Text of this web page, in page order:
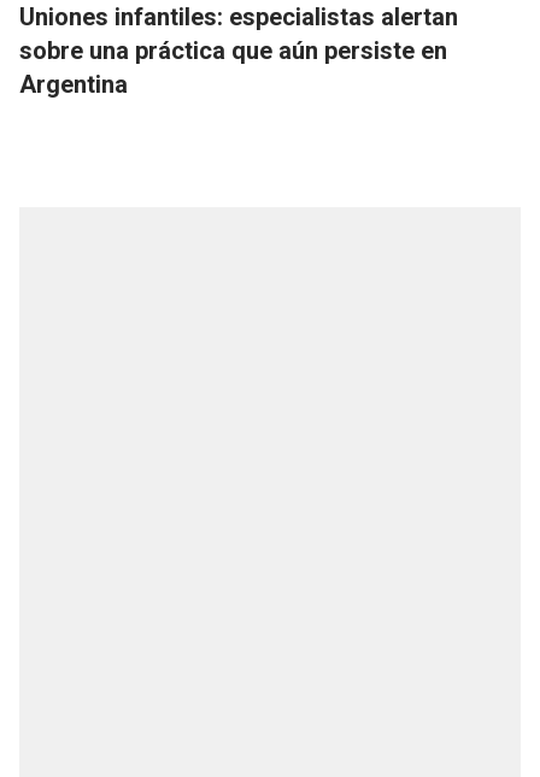
Uniones infantiles: especialistas alertan
sobre una práctica que aún persiste en
Argentina